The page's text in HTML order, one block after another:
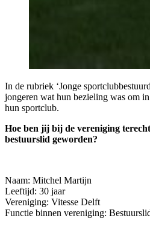
In de rubriek ‘Jonge
jongeren wat hun bezieling was om
hun sportclub.
Hoe ben jij bij de vereniging
bestuurslid geworden?
Naam: Mitchel Martijn
Leeftijd: 30 jaar
Vereniging: Vitesse Delft
Functie binnen vereniging: